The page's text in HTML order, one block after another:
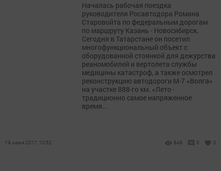
Началась рабочая поездка
руководителя Росавтодора Романа
Старовойта по федеральным дорогам
по маршруту Казань - Новосибирск.
Сегодня в Татарстане он посетил
многофункциональный объект с
оборудованной стоянкой для дежурства
реаномобилей и вертолета службы
медицины катастроф, а также осмотрел
реконструкцию автодороги М-7 «Волга»
на участке 888-го км. «Лето -
традиционно самое напряженное
время...
19 июня 2017, 10:52 849 0 0